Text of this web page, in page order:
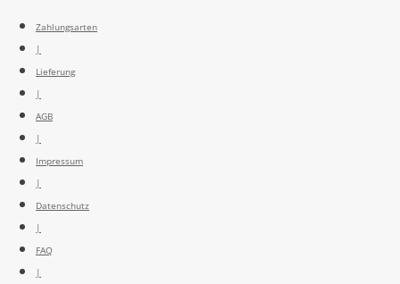
Zahlungsarten
|
Lieferung
|
AGB
|
Impressum
|
Datenschutz
|
FAQ
|